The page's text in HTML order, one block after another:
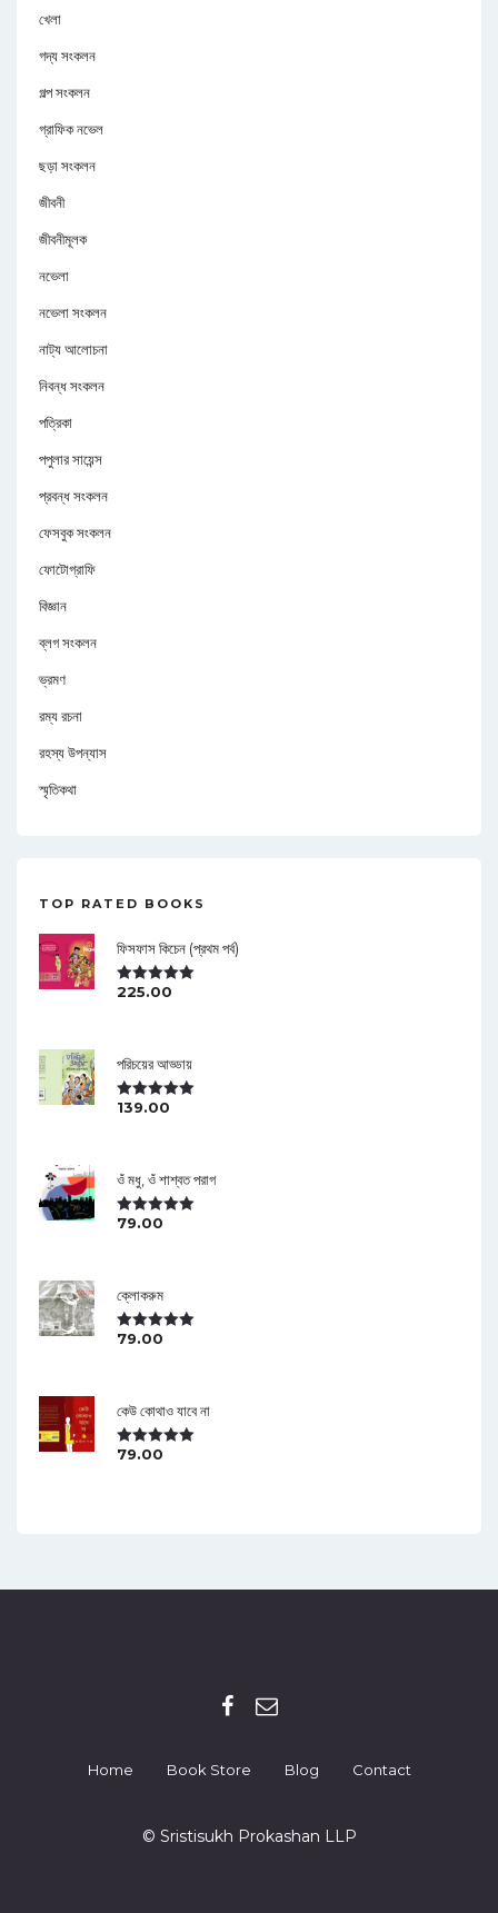
খেলা
গদ্য সংকলন
গল্প সংকলন
গ্রাফিক নভেল
ছড়া সংকলন
জীবনী
জীবনীমূলক
নভেলা
নভেলা সংকলন
নাট্য আলোচনা
নিবন্ধ সংকলন
পত্রিকা
পপুলার সায়েন্স
প্রবন্ধ সংকলন
ফেসবুক সংকলন
ফোটোগ্রাফি
বিজ্ঞান
ব্লগ সংকলন
ভ্রমণ
রম্য রচনা
রহস্য উপন্যাস
স্মৃতিকথা
TOP RATED BOOKS
ফিসফাস কিচেন (প্রথম পর্ব)
Rated5.00
225.00
পরিচয়ের আড্ডায়
Rated5.00
139.00
ওঁ মধু, ওঁ শাশ্বত পরাগ
Rated5.00
79.00
ক্লোকরুম
Rated5.00
79.00
কেউ কোথাও যাবে না
Rated5.00
79.00
Home Book Store Blog Contact
© Sristisukh Prokashan LLP